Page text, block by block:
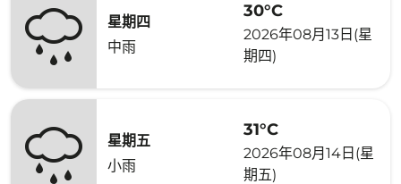
星期四
中雨
30°C
2026年08月13日(星
期四)
星期五
小雨
31°C
2026年08月14日(星
期五)